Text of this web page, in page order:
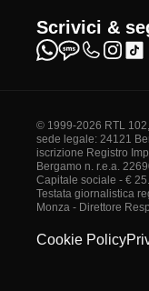
Scrivici &
© 1999-2026 RTL
sede legale: 24121
iscrizione Registro
Bergamo n. r.e.a.
Capitale sociale - €
Testata giornalistica
Monza - Direttore
Cookie Policy